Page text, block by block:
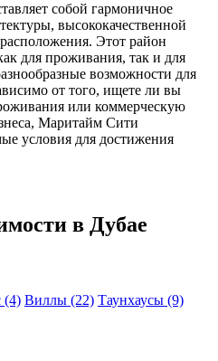
собой гармоничное
высококачественной
Этот район
для проживания, так и для
возможности для
от того, ищете ли вы
или коммерческую
Маритайм Сити
условия для достижения
в Дубае
(4) Виллы (22) Таунхаусы (9)